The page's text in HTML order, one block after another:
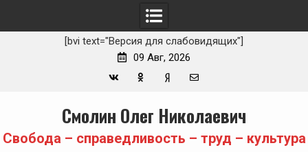
[bvi text="Версия для слабовидящих"]
09 Авг, 2026
Zen
mail
content
Смолин Олег Николаевич
Свобода – справедливость – труд – культура